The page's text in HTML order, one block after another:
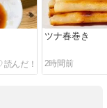
ツナ春巻き
2時間前